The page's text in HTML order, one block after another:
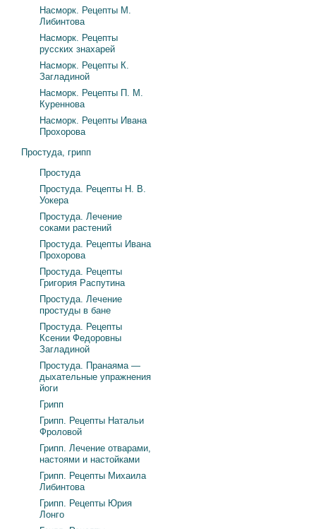
Насморк. Рецепты М.
Либинтова
Насморк. Рецепты
русских знахарей
Насморк. Рецепты К.
Загладиной
Насморк. Рецепты П. М.
Куреннова
Насморк. Рецепты Ивана
Прохорова
Простуда, грипп
Простуда
Простуда. Рецепты Н. В.
Уокера
Простуда. Лечение
соками растений
Простуда. Рецепты Ивана
Прохорова
Простуда. Рецепты
Григория Распутина
Простуда. Лечение
простуды в бане
Простуда. Рецепты
Ксении Федоровны
Загладиной
Простуда. Пранаяма —
дыхательные упражнения
йоги
Грипп
Грипп. Рецепты Натальи
Фроловой
Грипп. Лечение отварами,
настоями и настойками
Грипп. Рецепты Михаила
Либинтова
Грипп. Рецепты Юрия
Лонго